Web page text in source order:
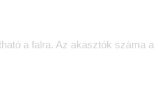
a falra. Az akasztók száma a